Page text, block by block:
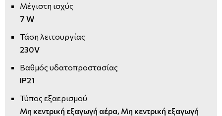
Μέγιστη ισχύς
7 W
Τάση λειτουργίας
230V
Βαθμός υδατοπροστασίας
IP21
Τύπος εξαερισμού
Μη κεντρική εξαγωγή αέρα, Μη κεντρική εξαγωγή